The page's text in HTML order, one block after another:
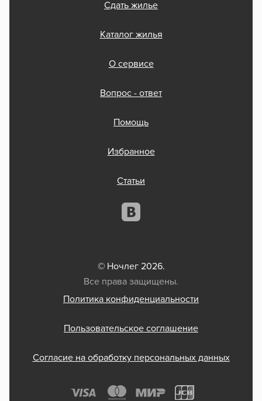
Сдать жилье
Каталог жилья
О сервисе
Вопрос - ответ
Помощь
Избранное
Статьи
© Ночлег 2026.
Все права защищены.
Политика конфиденциальности
Пользовательское соглашение
Согласие на обработку персональных данных